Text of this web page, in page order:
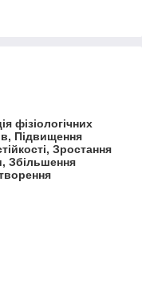
фізіологічних
Підвищення
Зростання
Збільшення